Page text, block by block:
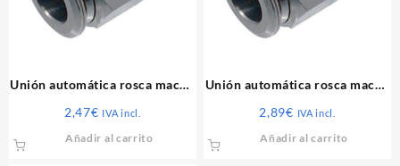
Unión automática rosca macho
2,47€ IVA incl.
Añadir al carrito
Unión automática rosca macho
2,89€ IVA incl.
Añadir al carrito